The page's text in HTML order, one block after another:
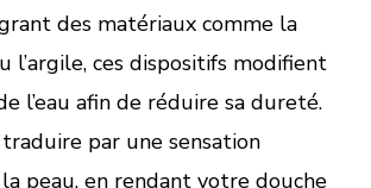
des matériaux comme la
l’argile, ces dispositifs modifient
l’eau afin de réduire sa dureté.
par une sensation
peau, en rendant votre douche